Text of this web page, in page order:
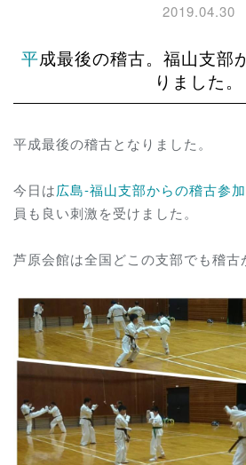
2019.04.30
平成最後の稽古。福山支部から稽古参加があ
りました。
平成最後の稽古となりました。
今日は広島-福山支部からの稽古参加
員も良い刺激を受けました。
芦原会館は全国どこの支部でも稽古